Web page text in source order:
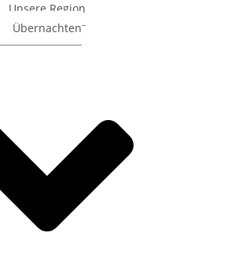
Unsere Region
Übernachten